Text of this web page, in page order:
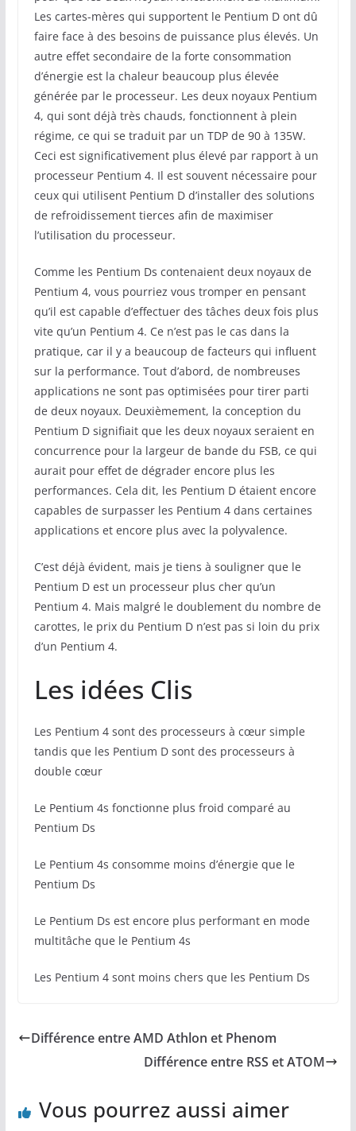
Les cartes-mères qui supportent le Pentium D ont dû
faire face à des besoins de puissance plus élevés. Un
autre effet secondaire de la forte consommation
d’énergie est la chaleur beaucoup plus élevée
générée par le processeur. Les deux noyaux Pentium
4, qui sont déjà très chauds, fonctionnent à plein
régime, ce qui se traduit par un TDP de 90 à 135W.
Ceci est significativement plus élevé par rapport à un
processeur Pentium 4. Il est souvent nécessaire pour
ceux qui utilisent Pentium D d’installer des solutions
de refroidissement tierces afin de maximiser
l’utilisation du processeur.
Comme les Pentium Ds contenaient deux noyaux de
Pentium 4, vous pourriez vous tromper en pensant
qu’il est capable d’effectuer des tâches deux fois plus
vite qu’un Pentium 4. Ce n’est pas le cas dans la
pratique, car il y a beaucoup de facteurs qui influent
sur la performance. Tout d’abord, de nombreuses
applications ne sont pas optimisées pour tirer parti
de deux noyaux. Deuxièmement, la conception du
Pentium D signifiait que les deux noyaux seraient en
concurrence pour la largeur de bande du FSB, ce qui
aurait pour effet de dégrader encore plus les
performances. Cela dit, les Pentium D étaient encore
capables de surpasser les Pentium 4 dans certaines
applications et encore plus avec la polyvalence.
C’est déjà évident, mais je tiens à souligner que le
Pentium D est un processeur plus cher qu’un
Pentium 4. Mais malgré le doublement du nombre de
carottes, le prix du Pentium D n’est pas si loin du prix
d’un Pentium 4.
Les idées Clis
Les Pentium 4 sont des processeurs à cœur simple
tandis que les Pentium D sont des processeurs à
double cœur
Le Pentium 4s fonctionne plus froid comparé au
Pentium Ds
Le Pentium 4s consomme moins d’énergie que le
Pentium Ds
Le Pentium Ds est encore plus performant en mode
multitâche que le Pentium 4s
Les Pentium 4 sont moins chers que les Pentium Ds
Différence entre AMD Athlon et Phenom
Différence entre RSS et ATOM
Vous pourrez aussi aimer